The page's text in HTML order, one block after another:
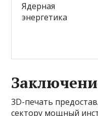
Ядерная
энергетика
3D-печать
сектору мощный